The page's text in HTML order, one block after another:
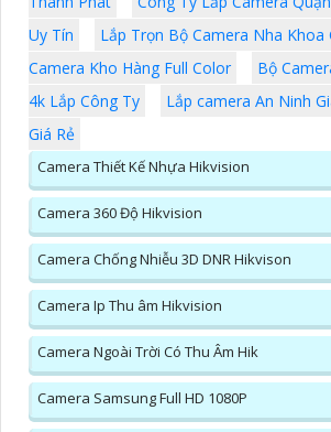
Uy Tín
Lắp Trọn Bộ Camera Nha Khoa
Camera Kho Hàng Full Color
Bộ
4k Lắp Công Ty
Lắp camera An Ninh
Giá Rẻ
Camera Thiết Kế Nhựa Hikvision
Camera 360 Độ Hikvision
Camera Chống Nhiễu 3D DNR Hikvison
Camera Ip Thu âm Hikvision
Camera Ngoài Trời Có Thu Âm Hik
Camera Samsung Full HD 1080P